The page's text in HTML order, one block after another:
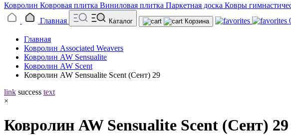
Ковролин Ковровая плитка Виниловая плитка Паркетная доска Ковры
Главная
Каталог Корзина
Главная
Ковролин Associated Weavers
Ковролин AW Sensualite
Ковролин AW Scent
Ковролин AW Sensualite Scent (Сент) 29
link success text
×
Ковролин AW Sensualite Scent (Сент) 29